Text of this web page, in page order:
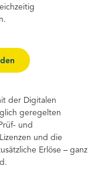
der Digitalen
geregelten
und
und die
Erlöse – ganz